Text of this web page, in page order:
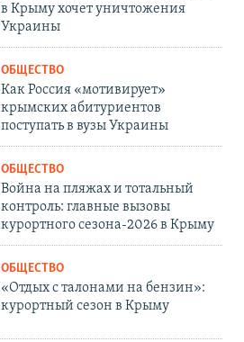
в Крыму хочет уничтожения
Украины
ОБЩЕСТВО
Как Россия «мотивирует»
крымских абитуриентов
поступать в вузы Украины
ОБЩЕСТВО
Война на пляжах и тотальный
контроль: главные вызовы
курортного сезона-2026 в Крыму
ОБЩЕСТВО
«Отдых с талонами на бензин»:
курортный сезон в Крыму